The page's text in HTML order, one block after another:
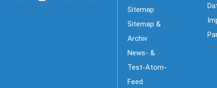
Sitemap
Sitemap &
Archiv
News- &
Test-Atom-
Feed